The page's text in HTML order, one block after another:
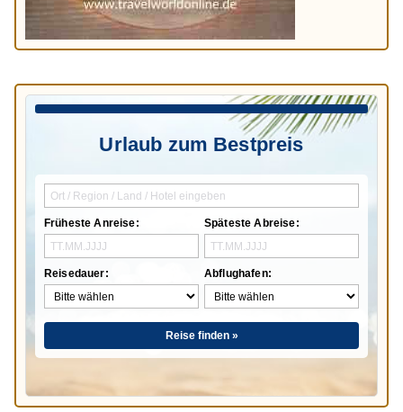
Urlaub zum Bestpreis
Früheste Anreise:
Reisedauer:
Späteste Abreise:
Abflughafen:
Reise finden »